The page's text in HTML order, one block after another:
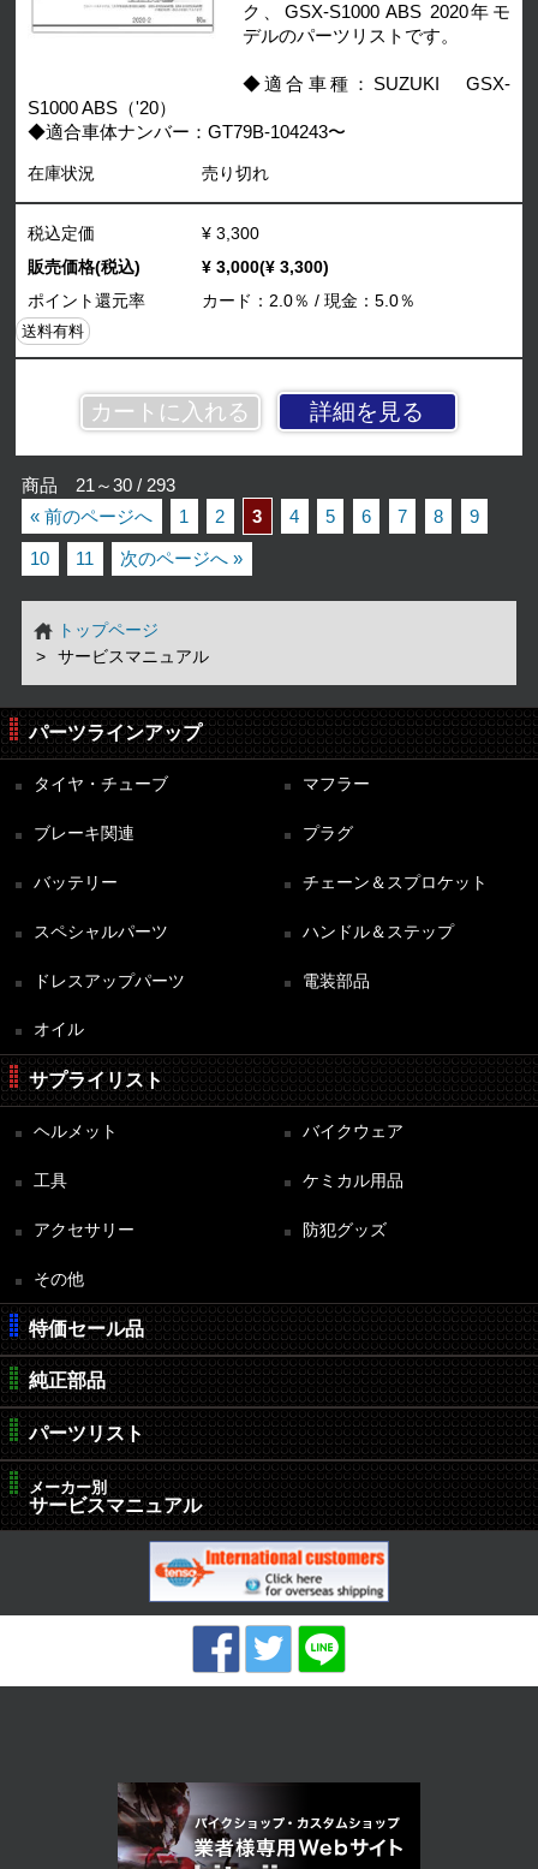
ク、GSX-S1000 ABS 2020年モ
デルのパーツリストです。
◆適合車種：SUZUKI GSX-
S1000 ABS（'20）
◆適合車体ナンバー：GT79B-104243〜
在庫状況 売り切れ
詳細を見る
税込定価
¥ 3,300
販売価格(税込)
¥ 3,000(¥ 3,300)
ポイント還元率
カード：2.0％ / 現金：5.0％
送料有料
商品 21～30 / 293
« 前のページへ
1 2 3 4 5 6 7 8 9
10 11 次のページへ »
トップページ
サービスマニュアル
パーツラインアップ
タイヤ・チューブ マフラー
ブレーキ関連 プラグ
バッテリー チェーン＆スプロケット
スペシャルパーツ ハンドル＆ステップ
ドレスアップパーツ 電装部品
オイル
サプライリスト
ヘルメット バイクウェア
工具 ケミカル用品
アクセサリー 防犯グッズ
その他
特価セール品
純正部品
パーツリスト
メーカー別
サービスマニュアル